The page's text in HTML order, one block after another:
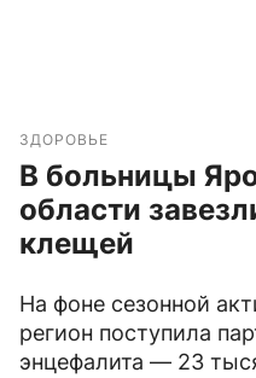
ЗДОРОВЬЕ
В больницы
области
клещей
На фоне сезонной
регион поступила
энцефалита — 23